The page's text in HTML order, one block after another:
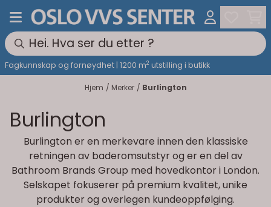
Hopp til innhold
Fagkunnskap og fornøydhet | 1200 m2 utstilling i butikk
Hjem / Merker / Burlington
Burlington
Burlington er en merkevare innen den klassiske
retningen av baderomsutstyr og er en del av
Bathroom Brands Group med hovedkontor i London.
Selskapet fokuserer på premium kvalitet, unike
produkter og overlegen kundeoppfølging.